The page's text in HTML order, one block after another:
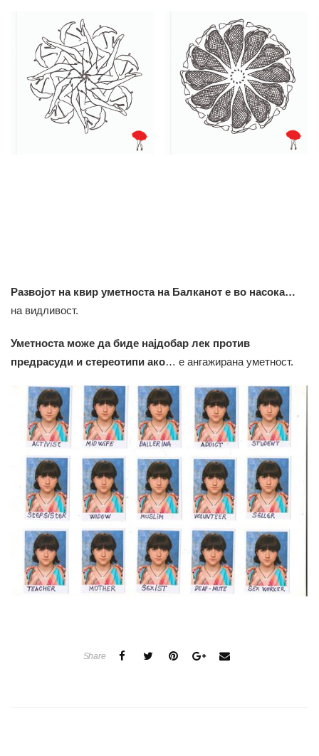
Развојот на квир уметноста на Балканот е во насока…
на видливост.
Уметноста може да биде најдобар лек против
предрасуди и стереотипи ако… е ангажирана уметност.
Share